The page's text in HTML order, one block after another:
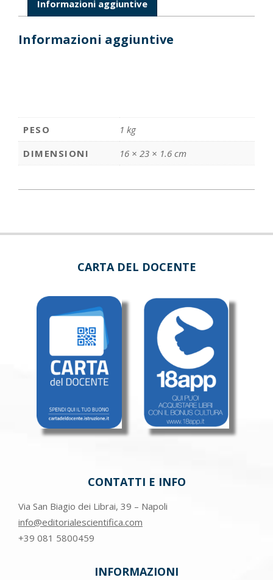
Informazioni aggiuntive
Informazioni aggiuntive
PESO
1 kg
DIMENSIONI
16 × 23 × 1.6 cm
CARTA DEL DOCENTE
CONTATTI E INFO
Via San Biagio dei Librai, 39 – Napoli
info@editorialescientifica.com
+39 081 5800459
INFORMAZIONI